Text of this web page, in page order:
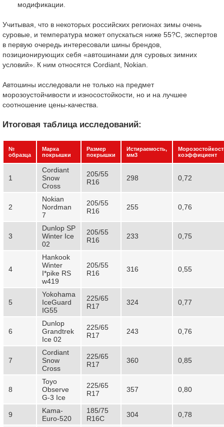
модификации.
Учитывая, что в некоторых российских регионах зимы очень
суровые, и температура может опускаться ниже 55?С, экспертов
в первую очередь интересовали шины брендов,
позиционирующих себя «автошинами для суровых зимних
условий». К ним относятся Cordiant, Nokian.
Автошины исследовали не только на предмет
морозоустойчивости и износостойкости, но и на лучшее
соотношение цены-качества.
Итоговая таблица исследований:
№
образца
Марка
покрышки
Размер
покрышки
Истираемость,
мм3
коэффициент
1
Cordiant
Snow
Cross
205/55
R16
298 0,72
2
Nokian
Nordman
7
205/55
R16
255 0,76
3
Dunlop SP
Winter Ice
02
205/55
R16
233 0,75
4
Hankook
Winter
I*pike RS
w419
205/55
R16
316 0,55
5
Yokohama
IceGuard
IG55
225/65
R17
324 0,77
6
Dunlop
Grandtrek
Ice 02
225/65
R17
243 0,76
7
Cordiant
Snow
Cross
225/65
R17
360 0,85
8
Toyo
Observe
G-3 Ice
225/65
R17
357 0,80
9
Kama-
Euro-520
185/75
R16С
304 0,78